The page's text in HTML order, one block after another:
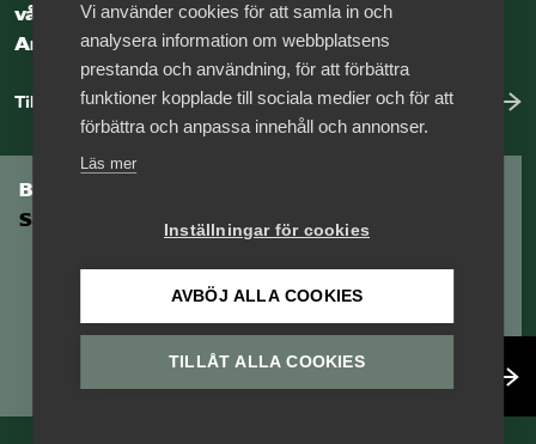
vår digitala kunskapsbank
Arbetsgivarguiden
Till Arbetsgivarguiden
Bli medlem i
Säkerhetsföretagen
Vi använder cookies för att samla in och
analysera information om webbplatsens
prestanda och användning, för att förbättra
funktioner kopplade till sociala medier och för att
förbättra och anpassa innehåll och annonser.
Läs mer
Inställningar för cookies
AVBÖJ ALLA COOKIES
TILLÅT ALLA COOKIES